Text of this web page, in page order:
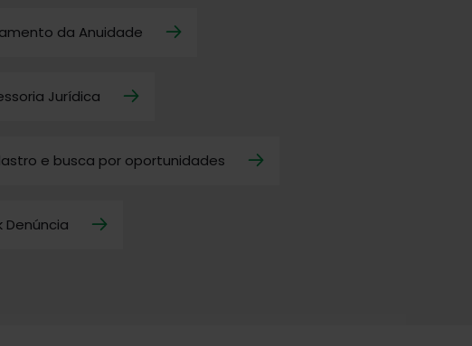
da Anuidade
Jurídica
e busca por oportunidades
Denúncia